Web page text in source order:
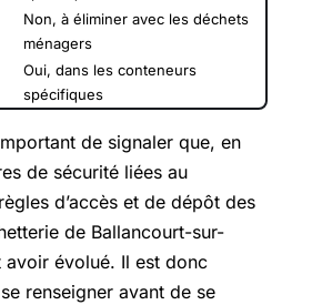
Non, à éliminer avec les déchets
ménagers
Oui, dans les conteneurs
spécifiques
de signaler que, en
de sécurité liées au
d’accès et de dépôt des
de Ballancourt-sur-
avoir évolué. Il est donc
renseigner avant de se